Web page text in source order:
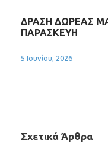
ΔΡΑΣΗ ΔΩΡΕΑΣ
ΠΑΡΑΣΚΕΥΗ
5 Ιουνίου, 2026
Σχετικά Άρθρα